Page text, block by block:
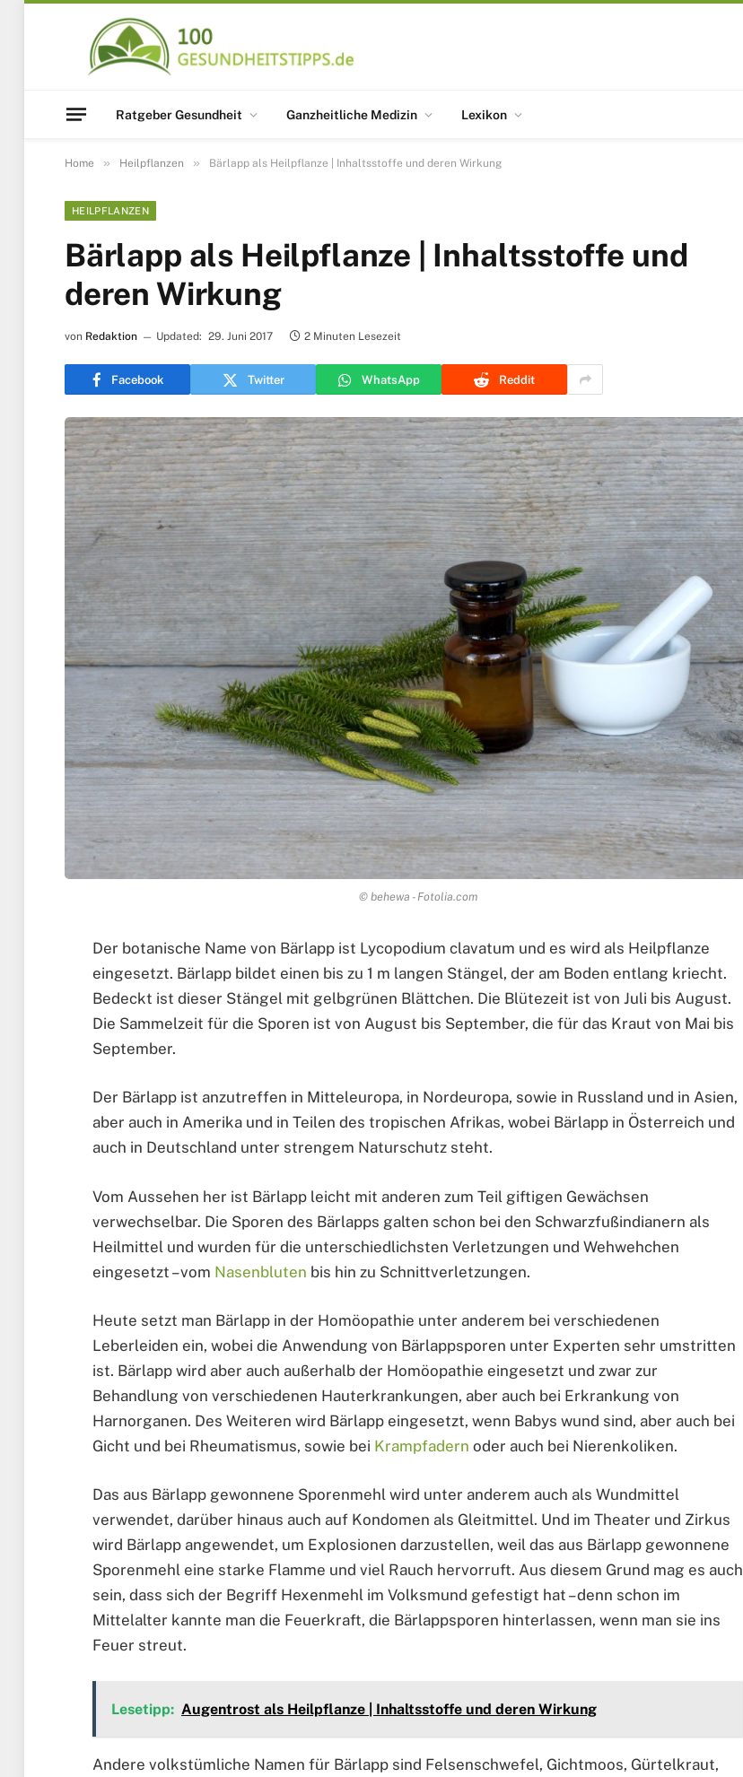
Ratgeber Gesundheit Ganzheitliche Medizin Lexikon
Home » Heilpflanzen » Bärlapp als Heilpflanze | Inhaltsstoffe und deren Wirkung
HEILPFLANZEN
Bärlapp als Heilpflanze | Inhaltsstoffe und
deren Wirkung
von Redaktion Updated: 29. Juni 2017 2 Minuten Lesezeit
Facebook Twitter WhatsApp Reddit
© behewa - Fotolia.com
Der botanische Name von Bärlapp ist Lycopodium clavatum und es wird als Heilpflanze
eingesetzt. Bärlapp bildet einen bis zu 1 m langen Stängel, der am Boden entlang kriecht.
Bedeckt ist dieser Stängel mit gelbgrünen Blättchen. Die Blütezeit ist von Juli bis August.
Die Sammelzeit für die Sporen ist von August bis September, die für das Kraut von Mai bis
September.
Der Bärlapp ist anzutreffen in Mitteleuropa, in Nordeuropa, sowie in Russland und in Asien,
aber auch in Amerika und in Teilen des tropischen Afrikas, wobei Bärlapp in Österreich und
auch in Deutschland unter strengem Naturschutz steht.
Vom Aussehen her ist Bärlapp leicht mit anderen zum Teil giftigen Gewächsen
verwechselbar. Die Sporen des Bärlapps galten schon bei den Schwarzfußindianern als
Heilmittel und wurden für die unterschiedlichsten Verletzungen und Wehwehchen
eingesetzt – vom Nasenbluten bis hin zu Schnittverletzungen.
Heute setzt man Bärlapp in der Homöopathie unter anderem bei verschiedenen
Leberleiden ein, wobei die Anwendung von Bärlappsporen unter Experten sehr umstritten
ist. Bärlapp wird aber auch außerhalb der Homöopathie eingesetzt und zwar zur
Behandlung von verschiedenen Hauterkrankungen, aber auch bei Erkrankung von
Harnorganen. Des Weiteren wird Bärlapp eingesetzt, wenn Babys wund sind, aber auch bei
Gicht und bei Rheumatismus, sowie bei Krampfadern oder auch bei Nierenkoliken.
Das aus Bärlapp gewonnene Sporenmehl wird unter anderem auch als Wundmittel
verwendet, darüber hinaus auch auf Kondomen als Gleitmittel. Und im Theater und Zirkus
wird Bärlapp angewendet, um Explosionen darzustellen, weil das aus Bärlapp gewonnene
Sporenmehl eine starke Flamme und viel Rauch hervorruft. Aus diesem Grund mag es auch
sein, dass sich der Begriff Hexenmehl im Volksmund gefestigt hat – denn schon im
Mittelalter kannte man die Feuerkraft, die Bärlappsporen hinterlassen, wenn man sie ins
Feuer streut.
Lesetipp: Augentrost als Heilpflanze | Inhaltsstoffe und deren Wirkung
Andere volkstümliche Namen für Bärlapp sind Felsenschwefel, Gichtmoos, Gürtelkraut,